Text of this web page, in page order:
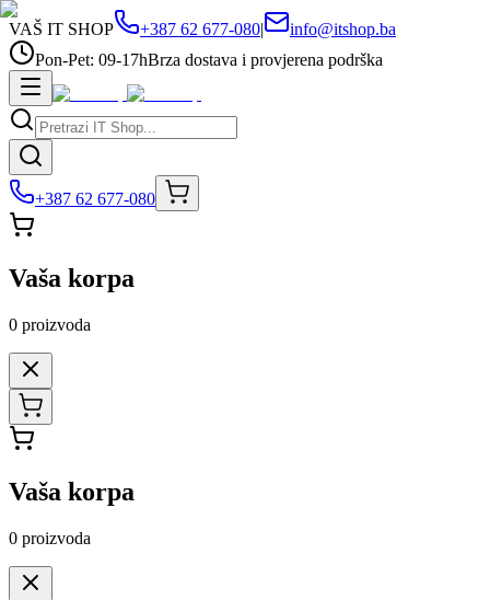
VAŠ IT SHOP +387 62 677-080|
info@itshop.ba
Pon-Pet: 09-17hBrza dostava i provjerena podrška
+387 62 677-080
Vaša korpa
0 proizvoda
Vaša korpa
0 proizvoda